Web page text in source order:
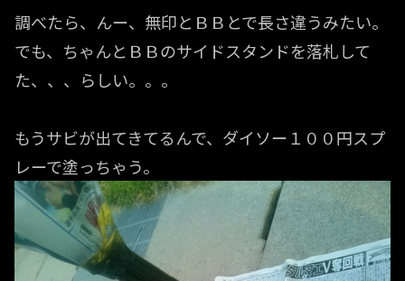
調べたら、んー、無印とＢＢとで長さ違うみたい。
でも、ちゃんとＢＢのサイドスタンドを落札して
た、、、らしい。。。
もうサビが出てきてるんで、ダイソー１００円スプ
レーで塗っちゃう。